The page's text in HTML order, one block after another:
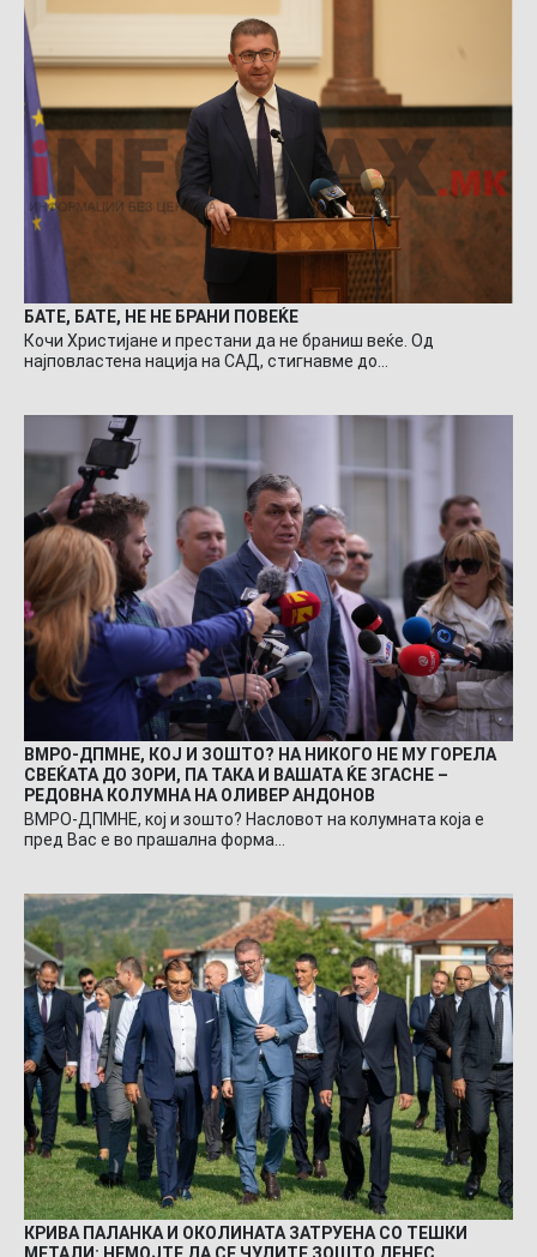
БАТЕ, БАТЕ, НЕ НЕ БРАНИ ПОВЕЌЕ
Кочи Христијане и престани да не браниш веќе. Од
најповластена нација на САД, стигнавме до…
ВМРО-ДПМНЕ, КОЈ И ЗОШТО? НА НИКОГО НЕ МУ ГОРЕЛА
СВЕЌАТА ДО ЗОРИ, ПА ТАКА И ВАШАТА ЌЕ ЗГАСНЕ –
РЕДОВНА КОЛУМНА НА ОЛИВЕР АНДОНОВ
ВМРО-ДПМНЕ, кој и зошто? Насловот на колумната која е
пред Вас е во прашална форма…
КРИВА ПАЛАНКА И ОКОЛИНАТА ЗАТРУЕНА СО ТЕШКИ